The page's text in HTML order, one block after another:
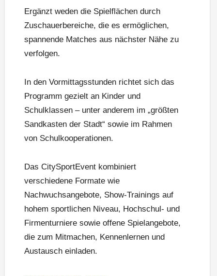
Ergänzt weden die Spielflächen durch
Zuschauerbereiche, die es ermöglichen,
spannende Matches aus nächster Nähe zu
verfolgen.
In den Vormittagsstunden richtet sich das
Programm gezielt an Kinder und
Schulklassen – unter anderem im „größten
Sandkasten der Stadt“ sowie im Rahmen
von Schulkooperationen.
Das CitySportEvent kombiniert
verschiedene Formate wie
Nachwuchsangebote, Show-Trainings auf
hohem sportlichen Niveau, Hochschul- und
Firmenturniere sowie offene Spielangebote,
die zum Mitmachen, Kennenlernen und
Austausch einladen.